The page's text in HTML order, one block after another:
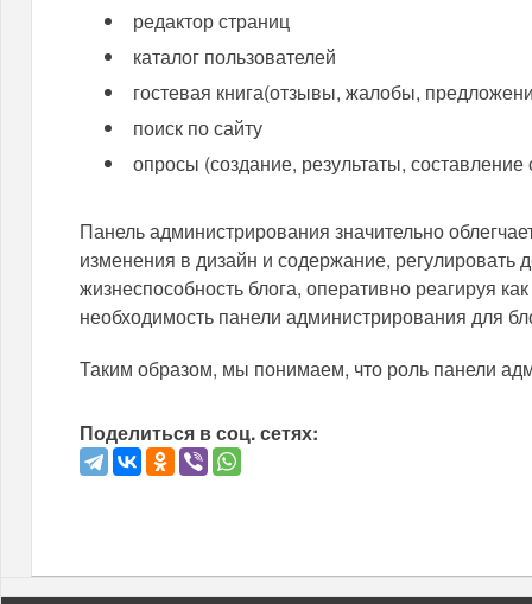
редактор страниц
каталог пользователей
гостевая книга(отзывы, жалобы,
поиск по сайту
опросы (создание, результаты, составление
Панель администрирования значительно
изменения в дизайн и содержание, регулировать
жизнеспособность блога, оперативно реагируя
необходимость панели администрирования для
Таким образом, мы понимаем, что роль панели
Поделиться в соц. сетях: